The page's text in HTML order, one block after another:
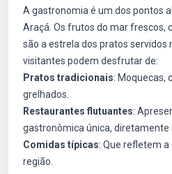
A gastronomia é um dos pontos
Araçá. Os frutos do mar frescos,
são a estrela dos pratos servidos
visitantes podem desfrutar de:
Pratos tradicionais: Moquecas,
grelhados.
Restaurantes flutuantes:
gastronômica única, diretamente
Comidas típicas: Que refletem
região.